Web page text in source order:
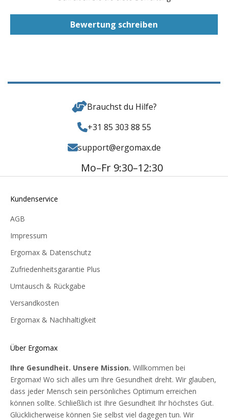
Bewertung schreiben
Brauchst du Hilfe?
+31 85 303 88 55
support@ergomax.de
Mo–Fr 9:30–12:30
Kundenservice
AGB
Impressum
Ergomax & Datenschutz
Zufriedenheitsgarantie Plus
Umtausch & Rückgabe
Versandkosten
Ergomax & Nachhaltigkeit
Über Ergomax
Ihre Gesundheit. Unsere Mission. Willkommen bei
Ergomax! Wo sich alles um Ihre Gesundheit dreht. Wir glauben,
dass jeder Mensch sein persönliches Optimum erreichen
können sollte. Schließlich ist Ihre Gesundheit Ihr höchstes Gut.
Glücklicherweise können Sie selbst viel dagegen tun. Wir